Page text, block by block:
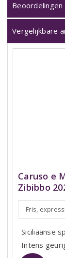
Beoordelingen
Vergelijkbare
Caruso e
Zibibbo
Fris,
Siciliaanse
Intens